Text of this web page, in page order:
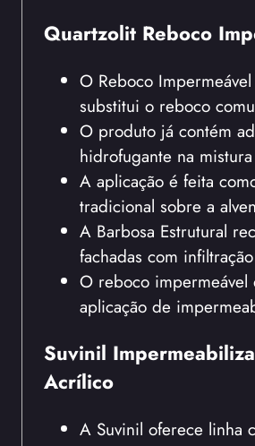
Quartzolit Reboco
O Reboco
substitui o reboco
O produto já contém
hidrofugante na
A aplicação é feita
tradicional sobre a
A Barbosa Estrutural
fachadas com
O reboco impermeável
aplicação de
Suvinil
Acrílico
A Suvinil oferece linha